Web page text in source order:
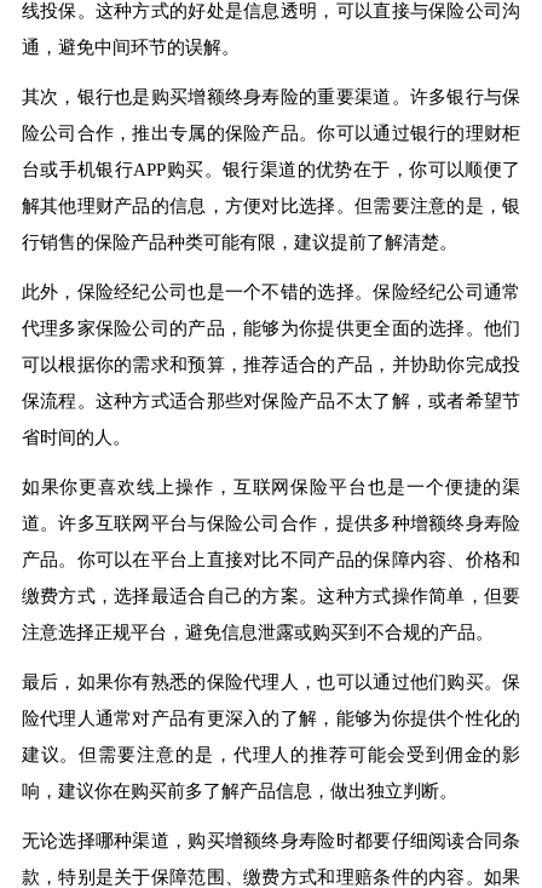
线投保。这种方式的好处是信息透明，可以直接与保险公司沟
通，避免中间环节的误解。
其次，银行也是购买增额终身寿险的重要渠道。许多银行与保
险公司合作，推出专属的保险产品。你可以通过银行的理财柜
台或手机银行APP购买。银行渠道的优势在于，你可以顺便了
解其他理财产品的信息，方便对比选择。但需要注意的是，银
行销售的保险产品种类可能有限，建议提前了解清楚。
此外，保险经纪公司也是一个不错的选择。保险经纪公司通常
代理多家保险公司的产品，能够为你提供更全面的选择。他们
可以根据你的需求和预算，推荐适合的产品，并协助你完成投
保流程。这种方式适合那些对保险产品不太了解，或者希望节
省时间的人。
如果你更喜欢线上操作，互联网保险平台也是一个便捷的渠
道。许多互联网平台与保险公司合作，提供多种增额终身寿险
产品。你可以在平台上直接对比不同产品的保障内容、价格和
缴费方式，选择最适合自己的方案。这种方式操作简单，但要
注意选择正规平台，避免信息泄露或购买到不合规的产品。
最后，如果你有熟悉的保险代理人，也可以通过他们购买。保
险代理人通常对产品有更深入的了解，能够为你提供个性化的
建议。但需要注意的是，代理人的推荐可能会受到佣金的影
响，建议你在购买前多了解产品信息，做出独立判断。
无论选择哪种渠道，购买增额终身寿险时都要仔细阅读合同条
款，特别是关于保障范围、缴费方式和理赔条件的内容。如果